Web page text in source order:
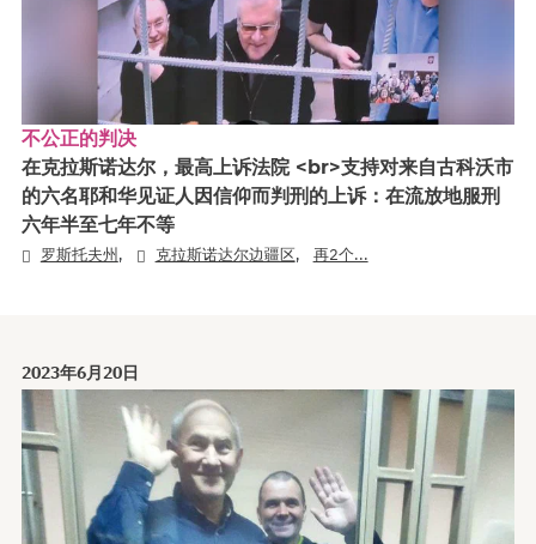
不公正的判决
在克拉斯诺达尔，最高上诉法院 <br>支持对来自古科沃市
的六名耶和华见证人因信仰而判刑的上诉：在流放地服刑
六年半至七年不等
罗斯托夫州, 克拉斯诺达尔边疆区, 再2个...
2023年6月20日